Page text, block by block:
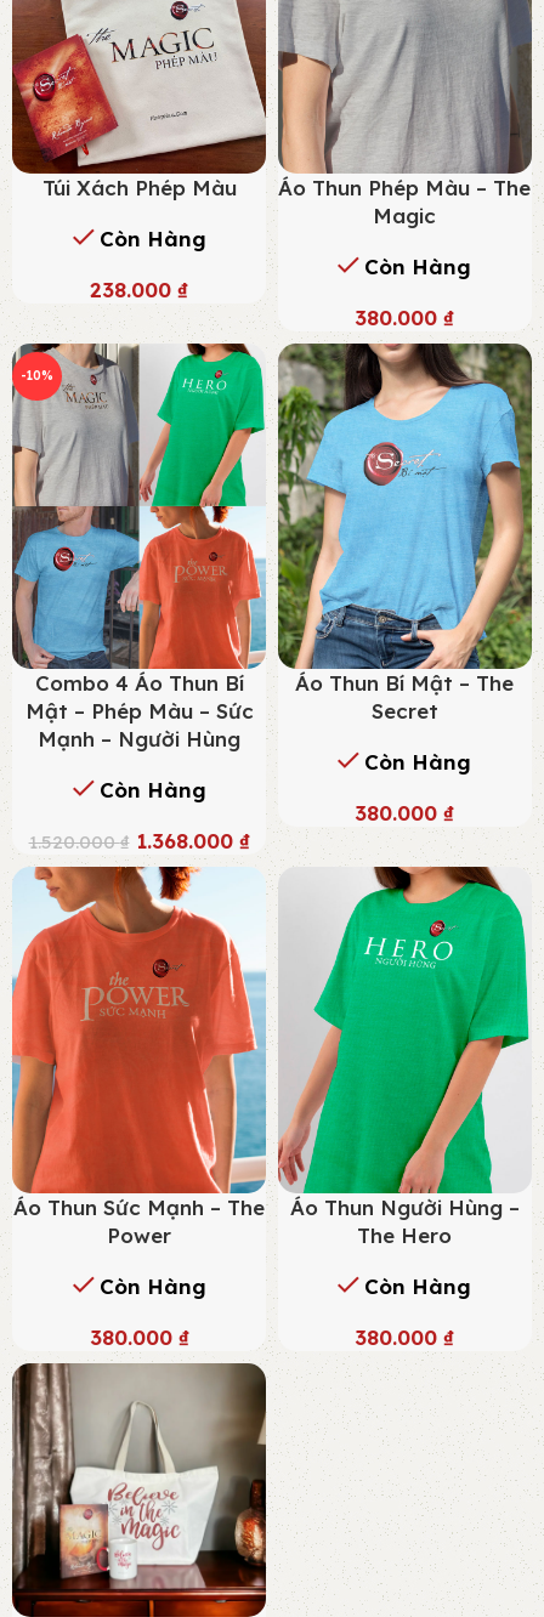
Túi Xách Phép Màu
Còn Hàng
238.000 ₫
Áo Thun Phép Màu – The
Magic
Còn Hàng
380.000₫
-10%
Combo 4 Áo Thun Bí
Mật – Phép Màu – Sức
Mạnh – Người Hùng
Còn Hàng
1.520.000₫ 1.368.000 ₫
Áo Thun Bí Mật – The
Secret
Còn Hàng
380.000₫
Áo Thun Sức Mạnh – The
Power
Còn Hàng
380.000 ₫
Áo Thun Người Hùng –
The Hero
Còn Hàng
380.000₫